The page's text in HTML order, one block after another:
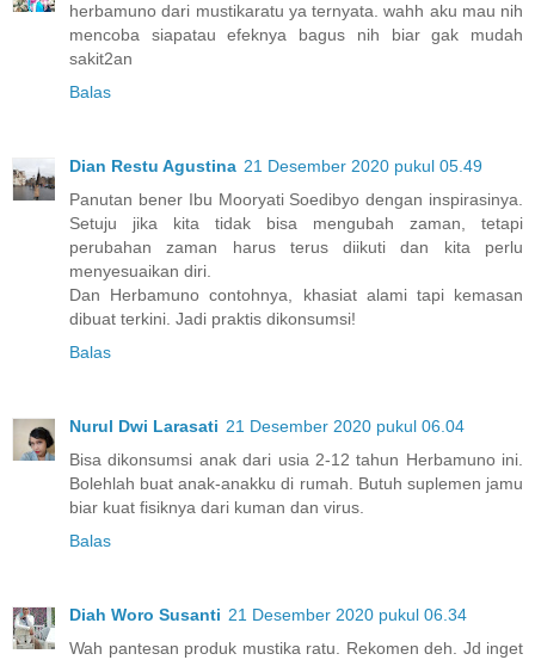
herbamuno dari mustikaratu ya ternyata. wahh aku mau nih
mencoba siapatau efeknya bagus nih biar gak mudah
sakit2an
Balas
Dian Restu Agustina 21 Desember 2020 pukul 05.49
Panutan bener Ibu Mooryati Soedibyo dengan inspirasinya.
Setuju jika kita tidak bisa mengubah zaman, tetapi
perubahan zaman harus terus diikuti dan kita perlu
menyesuaikan diri.
Dan Herbamuno contohnya, khasiat alami tapi kemasan
dibuat terkini. Jadi praktis dikonsumsi!
Balas
Nurul Dwi Larasati 21 Desember 2020 pukul 06.04
Bisa dikonsumsi anak dari usia 2-12 tahun Herbamuno ini.
Bolehlah buat anak-anakku di rumah. Butuh suplemen jamu
biar kuat fisiknya dari kuman dan virus.
Balas
Diah Woro Susanti 21 Desember 2020 pukul 06.34
Wah pantesan produk mustika ratu. Rekomen deh. Jd inget